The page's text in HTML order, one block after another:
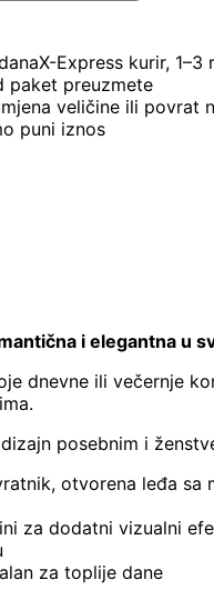
X-Express kurir, 1–3
paket preuzmete
veličine ili povrat
puni iznos
i elegantna u
dnevne ili večernje
posebnim i
otvorena leđa sa
za dodatni vizualni
za toplije dane